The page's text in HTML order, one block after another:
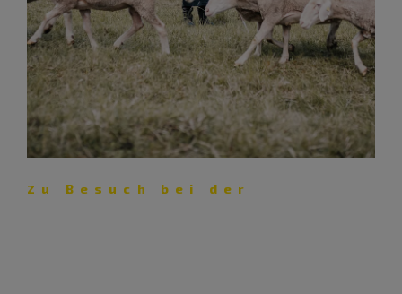
Zu Besuch bei der